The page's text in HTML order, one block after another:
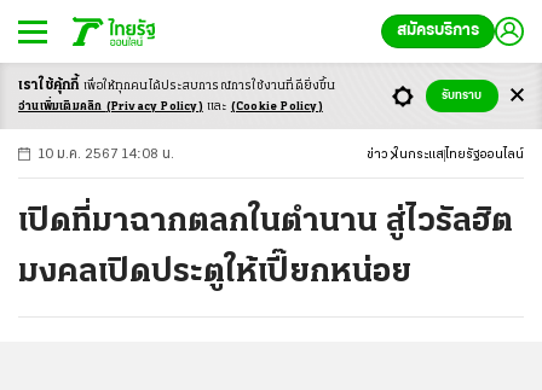
สมัครบริการ
-ก ก ก+
10 ม.ค. 2567 14:08 น. ข่าว ในกระแส ไทยรัฐออนไลน์
เปิดที่มาฉากตลกในตำนาน สู่ไวรัลฮิต
มงคลเปิดประตูให้เปี๊ยกหน่อย
เราใช้คุ้กกี้ เพื่อให้ทุกคนได้ประสบการณ์การใช้งานที่ดียิ่งขึ้น
อ่านเพิ่มเติมคลิก (Privacy Policy) และ (Cookie Policy)
รับทราบ